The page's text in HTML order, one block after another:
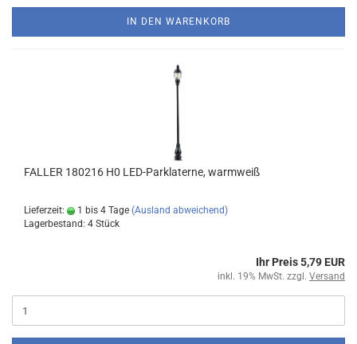
IN DEN WARENKORB
FALLER 180216 H0 LED-Parklaterne, warmweiß
Lieferzeit: 1 bis 4 Tage (Ausland abweichend)
Lagerbestand: 4 Stück
Ihr Preis 5,79 EUR
inkl. 19% MwSt. zzgl. Versand